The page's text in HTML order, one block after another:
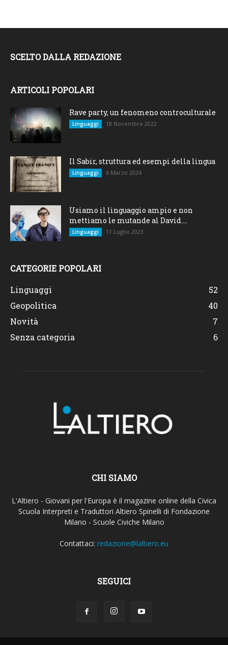
SCELTO DALLA REDAZIONE
ARTICOLI POPOLARI
Rave party, un fenomeno controculturale
Linguaggi 18 Novembre 2022
Il Sabir, struttura ed esempi della lingua
Linguaggi 6 Marzo 2024
Usiamo il linguaggio ampio e non
mettiamo le mutande al David....
Linguaggi 11 Luglio 2023
CATEGORIE POPOLARI
Linguaggi
52
Geopolitica
40
Novità
7
Senza categoria
6
CHI SIAMO
L'Altiero - Giovani per l'Europa è il magazine online della Civica
Scuola Interpreti e Traduttori Altiero Spinelli di Fondazione
Milano - Scuole Civiche Milano
Contattaci: redazione@laltiero.eu
SEGUICI